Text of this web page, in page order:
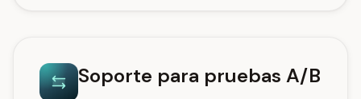
Soporte para pruebas A/B